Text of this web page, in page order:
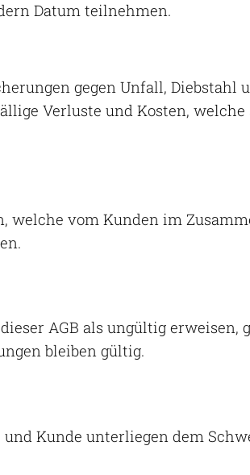
Datum teilnehmen.
gegen Unfall, Diebstahl
Verluste und Kosten,
welche vom Kunden im
AGB als ungültig erweisen,
bleiben gültig.
Kunde unterliegen dem